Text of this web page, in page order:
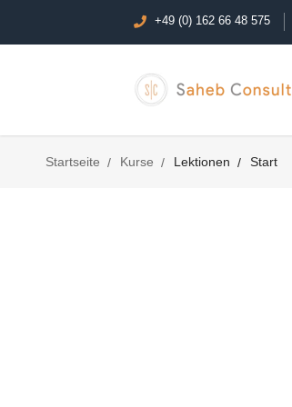
+49 (0) 162 66 48 575
Startseite Kurse Lektionen Start